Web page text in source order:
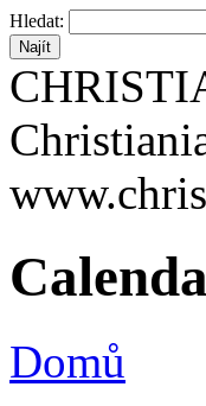
Hledat:
Domů